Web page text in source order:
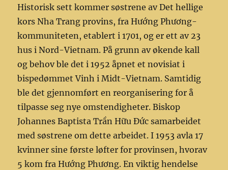
Historisk sett kommer søstrene av Det hellige
kors Nha Trang provins, fra Hướng Phương-
kommuniteten, etablert i 1701, og er ett av 23
hus i Nord-Vietnam. På grunn av økende kall
og behov ble det i 1952 åpnet et novisiat i
bispedømmet Vinh i Midt-Vietnam. Samtidig
ble det gjennomført en reorganisering for å
tilpasse seg nye omstendigheter. Biskop
Johannes Baptista Trần Hữu Đức samarbeidet
med søstrene om dette arbeidet. I 1953 avla 17
kvinner sine første løfter for provinsen, hvorav
5 kom fra Hướng Phương. En viktig hendelse